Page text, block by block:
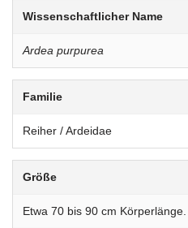
Wissenschaftlicher Name
Ardea purpurea
Familie
Reiher / Ardeidae
Größe
Etwa 70 bis 90 cm Körperlänge.